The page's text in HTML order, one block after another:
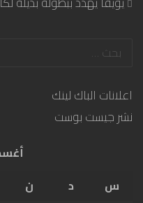
اعلانات الباك لينك
نشر جيست بوست
س
د ن